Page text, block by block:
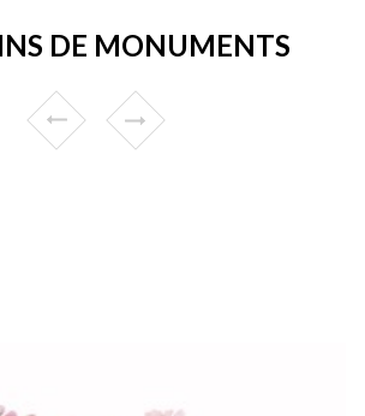
DE MONUMENTS